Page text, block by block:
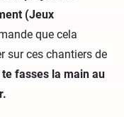
(Jeux
que cela
sur ces chantiers de
fasses la main au